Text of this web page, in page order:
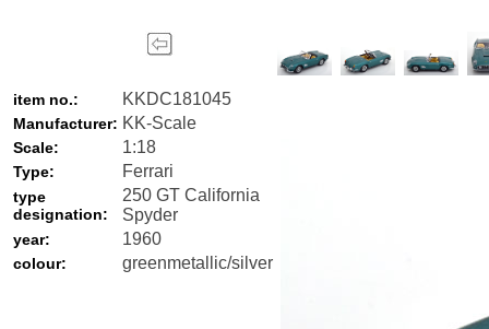
item no.: KKDC181045
Manufacturer: KK-Scale
Scale: 1:18
Type: Ferrari
type
designation:
250 GT California
Spyder
year: 1960
colour: greenmetallic/silver